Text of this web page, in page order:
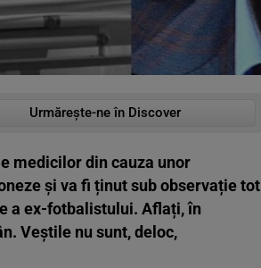
Urmărește-ne în Discover
medicilor din cauza unor
și va fi ținut sub observație tot
a ex-fotbalistului. Aflați, în
Veștile nu sunt, deloc,